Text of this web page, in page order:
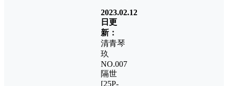
2023.02.12
日更
新：
清青琴
玖
NO.007
隔世
[25P-